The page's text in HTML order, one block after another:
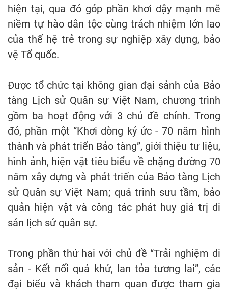
hiện tại, qua đó góp phần khơi dậy mạnh mẽ
niềm tự hào dân tộc cùng trách nhiệm lớn lao
của thế hệ trẻ trong sự nghiệp xây dựng, bảo
vệ Tổ quốc.
Được tổ chức tại không gian đại sảnh của Bảo
tàng Lịch sử Quân sự Việt Nam, chương trình
gồm ba hoạt động với 3 chủ đề chính. Trong
đó, phần một “Khơi dòng ký ức - 70 năm hình
thành và phát triển Bảo tàng”, giới thiệu tư liệu,
hình ảnh, hiện vật tiêu biểu về chặng đường 70
năm xây dựng và phát triển của Bảo tàng Lịch
sử Quân sự Việt Nam; quá trình sưu tầm, bảo
quản hiện vật và công tác phát huy giá trị di
sản lịch sử quân sự.
Trong phần thứ hai với chủ đề “Trải nghiệm di
sản - Kết nối quá khứ, lan tỏa tương lai”, các
đại biểu và khách tham quan được tham gia